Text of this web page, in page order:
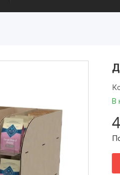
В